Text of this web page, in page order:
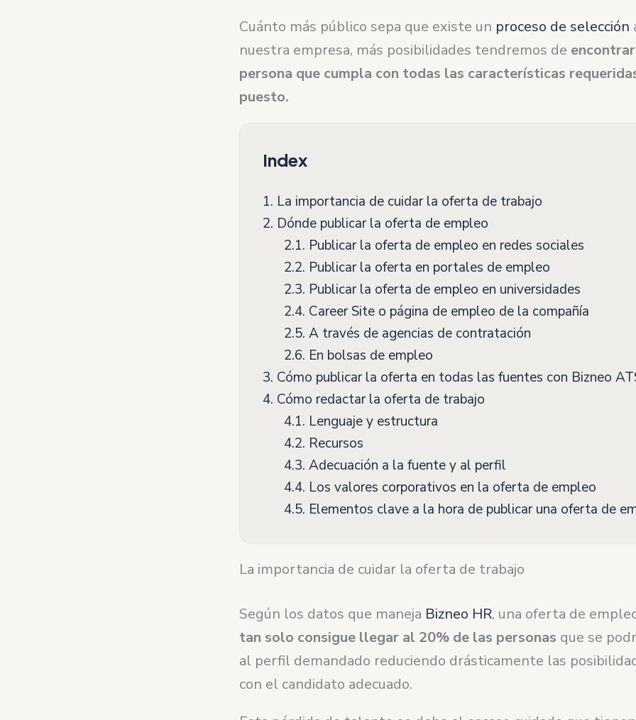
Cuánto más público sepa que existe un proceso de selección
nuestra empresa, más posibilidades tendremos de
persona que cumpla con todas las características
puesto.
Index
1. La importancia de cuidar la oferta de trabajo
2. Dónde publicar la oferta de empleo
2.1. Publicar la oferta de empleo en redes sociales
2.2. Publicar la oferta en portales de empleo
2.3. Publicar la oferta de empleo en universidades
2.4. Career Site o página de empleo de la compañía
2.5. A través de agencias de contratación
2.6. En bolsas de empleo
3. Cómo publicar la oferta en todas las fuentes con Bizneo
4. Cómo redactar la oferta de trabajo
4.1. Lenguaje y estructura
4.2. Recursos
4.3. Adecuación a la fuente y al perfil
4.4. Los valores corporativos en la oferta de empleo
4.5. Elementos clave a la hora de publicar una oferta de
La importancia de cuidar la oferta de trabajo
Según los datos que maneja Bizneo HR, una oferta de
tan solo consigue llegar al 20% de las personas que se
al perfil demandado reduciendo drásticamente las
con el candidato adecuado.